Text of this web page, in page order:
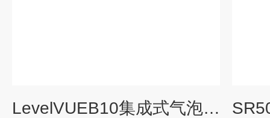
LevelVUEB10集成式气泡水位计